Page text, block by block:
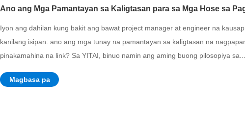
Ano ang Mga Pamantayan sa Kaligtasan para sa Mga Hose sa
Iyon ang dahilan kung bakit ang bawat project manager at engineer na
kanilang isipan: ano ang mga tunay na pamantayan sa kaligtasan na
pinakamahina na link? Sa YITAI, binuo namin ang aming buong pilosopiya
Magbasa pa